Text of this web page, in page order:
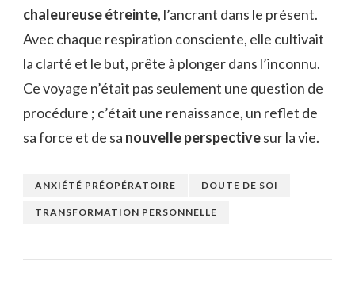
chaleureuse étreinte, l’ancrant dans le présent.
Avec chaque respiration consciente, elle cultivait
la clarté et le but, prête à plonger dans l’inconnu.
Ce voyage n’était pas seulement une question de
procédure ; c’était une renaissance, un reflet de
sa force et de sa nouvelle perspectivesur la vie.
ANXIÉTÉ PRÉOPÉRATOIRE DOUTE DE SOI
TRANSFORMATION PERSONNELLE